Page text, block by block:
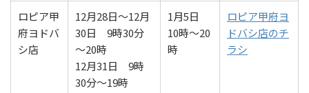
ロピア甲
府ヨドバ
シ店
12月28日～12月
30日 9時30分
～20時
12月31日 9時
30分～19時
1月5日
10時～20
時
ロピア甲府ヨ
ドバシ店のチ
ラシ